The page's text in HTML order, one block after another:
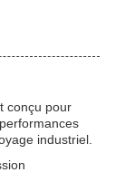
conçu pour
industriel.